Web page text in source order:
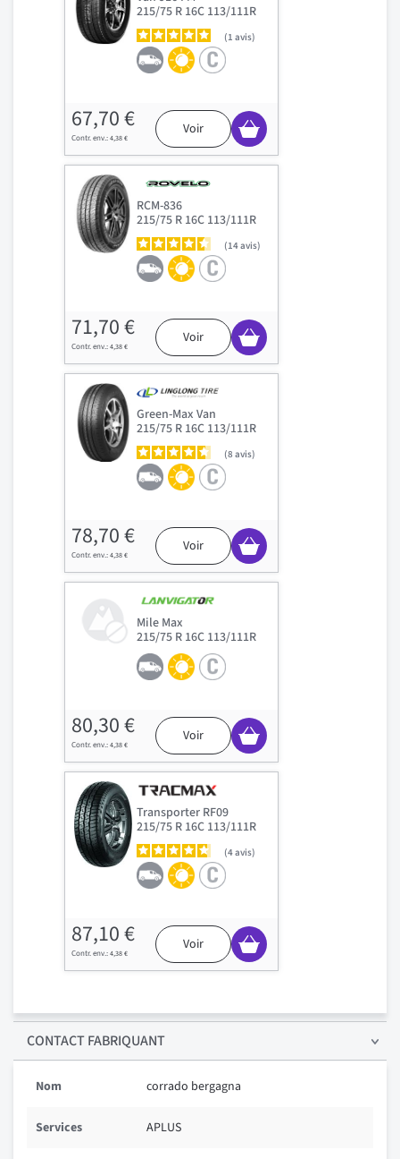
215/75 R 16C 113/111R
1avis
67,70 €
4,38 €
Voir
RCM-836
215/75 R 16C 113/111R
14avis
71,70 €
4,38 €
Voir
Green-Max Van
215/75 R 16C 113/111R
8avis
78,70 €
4,38 €
Voir
Mile Max
215/75 R 16C 113/111R
80,30 €
4,38 €
Voir
Transporter RF09
215/75 R 16C 113/111R
4avis
87,10 €
4,38 €
Voir
CONTACT FABRIQUANT
Nom corrado bergagna
Services APLUS